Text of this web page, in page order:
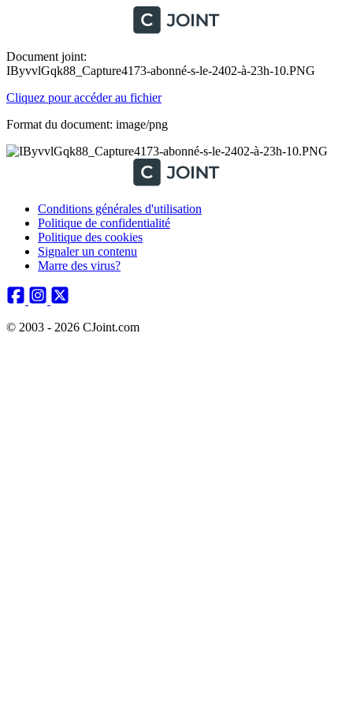
Document joint:
IByvvlGqk88_Capture4173-abonné-s-le-2402-à-23h-10.PNG
Cliquez pour accéder au fichier
Format du document: image/png
Conditions générales d'utilisation
Politique de confidentialité
Politique des cookies
Signaler un contenu
Marre des virus?
© 2003 - 2026 CJoint.com